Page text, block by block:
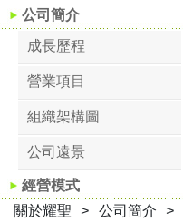
公司簡介
成長歷程
營業項目
組織架構圖
公司遠景
經營模式
關於耀聖 > 公司簡介 >